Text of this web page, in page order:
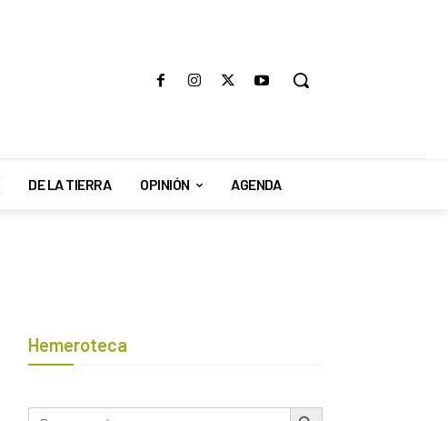
DE LA TIERRA OPINIÓN AGENDA
Hemeroteca
Buscar: Botón de búsqueda